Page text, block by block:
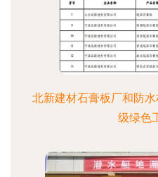
北新建材石膏板厂和防
级绿色